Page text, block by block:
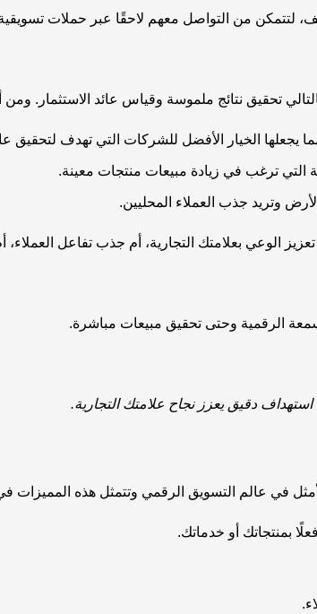
تحقيق نتائج ملموسة وقياس عائد الاستثمار. ومن
الوعي بعلامتك التجارية، أم جذب تفاعل
الرقمية وحتى تحقيق مبيعات مباشرة.
دقيق يعزز نجاح علامتك التجارية.
في عالم التسويق الرقمي وتتمثل هذه المميزات
بمنتجاتك أو خدماتك.